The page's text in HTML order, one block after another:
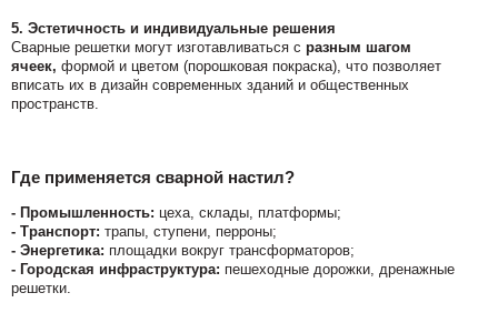
5. Эстетичность и индивидуальные решения
Сварные решетки могут изготавливаться с разным шагом
ячеек, формой и цветом (порошковая покраска), что позволяет
вписать их в дизайн современных зданий и общественных
пространств.
Где применяется сварной настил?
- Промышленность: цеха, склады, платформы;
- Транспорт: трапы, ступени, перроны;
- Энергетика: площадки вокруг трансформаторов;
- Городская инфраструктура: пешеходные дорожки, дренажные
решетки.